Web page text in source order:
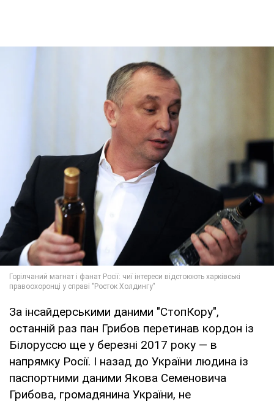
За інсайдерськими даними "СтопКору",
останній раз пан Грибов перетинав кордон із
Білоруссю ще у березні 2017 року — в
напрямку Росії. І назад до України людина із
паспортними даними Якова Семеновича
Грибова, громадянина України, не